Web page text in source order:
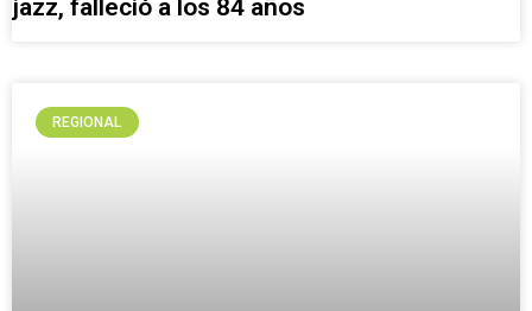
jazz, falleció a los 84 años
REGIONAL